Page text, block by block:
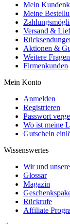
Mein
Meine
Versand &
Aktionen &
Weitere
Firmenkunden
Mein Konto
Anmelden
Registrieren
Passwort
Wo ist meine
Gutschein
Wissenswertes
Wir und
Glossar
Magazin
Rückrufe
Affiliate